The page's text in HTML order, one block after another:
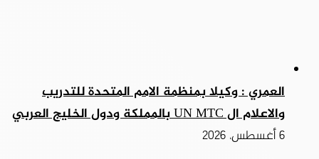
العمري : وكيلا بمنظمة الامم المتحدة للتدريب
والاعلام ال UN MTC بالمملكة ودول الخليج العربي
6 أغسطس، 2026